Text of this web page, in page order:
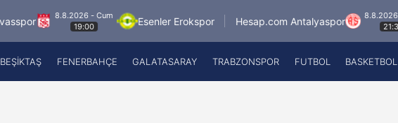
8.8.2026 - Cum
19:00
Esenler Erokspor Hesap.com Antalyaspor
8.8.2026 - Cum
21:30
BEŞİKTAŞ FENERBAHÇE GALATASARAY TRABZONSPOR FUTBOL BASKETBOL